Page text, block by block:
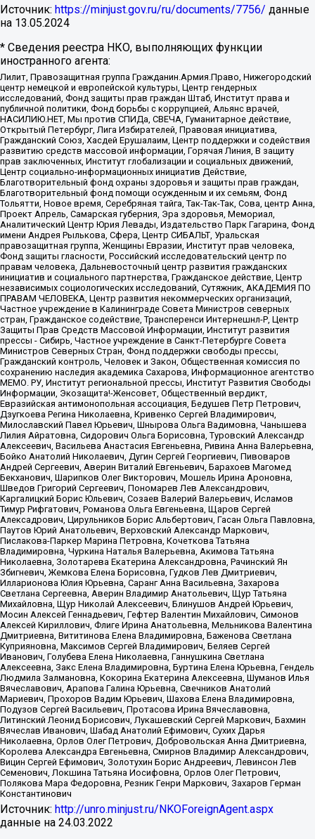
Источник: https://minjust.gov.ru/ru/documents/7756/ данные
на 13.05.2024
* Сведения реестра НКО, выполняющих функции
иностранного агента:
Лилит, Правозащитная группа Гражданин.Армия.Право, Нижегородский
центр немецкой и европейской культуры, Центр гендерных
исследований, Фонд защиты прав граждан Штаб, Институт права и
публичной политики, Фонд борьбы с коррупцией, Альянс врачей,
НАСИЛИЮ.НЕТ, Мы против СПИДа, СВЕЧА, Гуманитарное действие,
Открытый Петербург, Лига Избирателей, Правовая инициатива,
Гражданский Союз, Хасдей Ерушалаим, Центр поддержки и содействия
развитию средств массовой информации, Горячая Линия, В защиту
прав заключенных, Институт глобализации и социальных движений,
Центр социально-информационных инициатив Действие,
Благотворительный фонд охраны здоровья и защиты прав граждан,
Благотворительный фонд помощи осужденным и их семьям, Фонд
Тольятти, Новое время, Серебряная тайга, Так-Так-Так, Сова, центр Анна,
Проект Апрель, Самарская губерния, Эра здоровья, Мемориал,
Аналитический Центр Юрия Левады, Издательство Парк Гагарина, Фонд
имени Андрея Рылькова, Сфера, Центр СИБАЛЬТ, Уральская
правозащитная группа, Женщины Евразии, Институт прав человека,
Фонд защиты гласности, Российский исследовательский центр по
правам человека, Дальневосточный центр развития гражданских
инициатив и социального партнерства, Гражданское действие, Центр
независимых социологических исследований, Сутяжник, АКАДЕМИЯ ПО
ПРАВАМ ЧЕЛОВЕКА, Центр развития некоммерческих организаций,
Частное учреждение в Калининграде Совета Министров северных
стран, Гражданское содействие, Трансперенси Интернешнл-Р, Центр
Защиты Прав Средств Массовой Информации, Институт развития
прессы - Сибирь, Частное учреждение в Санкт-Петербурге Совета
Министров Северных Стран, Фонд поддержки свободы прессы,
Гражданский контроль, Человек и Закон, Общественная комиссия по
сохранению наследия академика Сахарова, Информационное агентство
МЕМО. РУ, Институт региональной прессы, Институт Развития Свободы
Информации, Экозащита!-Женсовет, Общественный вердикт,
Евразийская антимонопольная ассоциация, Бедушев Петр Петрович,
Дзугкоева Регина Николаевна, Кривенко Сергей Владимирович,
Милославский Павел Юрьевич, Шнырова Ольга Вадимовна, Чанышева
Лилия Айратовна, Сидорович Ольга Борисовна, Туровский Александр
Алексеевич, Васильева Анастасия Евгеньевна, Ривина Анна Валерьевна,
Бойко Анатолий Николаевич, Дугин Сергей Георгиевич, Пивоваров
Андрей Сергеевич, Аверин Виталий Евгеньевич, Барахоев Магомед
Бекханович, Шарипков Олег Викторович, Мошель Ирина Ароновна,
Шведов Григорий Сергеевич, Пономарев Лев Александрович,
Каргалицкий Борис Юльевич, Созаев Валерий Валерьевич, Исламов
Тимур Рифгатович, Романова Ольга Евгеньевна, Щаров Сергей
Алексадрович, Цирульников Борис Альбертович, Гасан Ольга Павловна,
Паутов Юрий Анатольевич, Верховский Александр Маркович,
Пислакова-Паркер Марина Петровна, Кочеткова Татьяна
Владимировна, Чуркина Наталья Валерьевна, Акимова Татьяна
Николаевна, Золотарева Екатерина Александровна, Рачинский Ян
Збигневич, Жемкова Елена Борисовна, Гудков Лев Дмитриевич,
Илларионова Юлия Юрьевна, Саранг Анна Васильевна, Захарова
Светлана Сергеевна, Аверин Владимир Анатольевич, Щур Татьяна
Михайловна, Щур Николай Алексеевич, Блинушов Андрей Юрьевич,
Мосин Алексей Геннадьевич, Гефтер Валентин Михайлович, Симонов
Алексей Кириллович, Флиге Ирина Анатольевна, Мельникова Валентина
Дмитриевна, Вититинова Елена Владимировна, Баженова Светлана
Куприяновна, Максимов Сергей Владимирович, Беляев Сергей
Иванович, Голубева Елена Николаевна, Ганнушкина Светлана
Алексеевна, Закс Елена Владимировна, Буртина Елена Юрьевна, Гендель
Людмила Залмановна, Кокорина Екатерина Алексеевна, Шуманов Илья
Вячеславович, Арапова Галина Юрьевна, Свечников Анатолий
Мариевич, Прохоров Вадим Юрьевич, Шахова Елена Владимировна,
Подузов Сергей Васильевич, Протасова Ирина Вячеславовна,
Литинский Леонид Борисович, Лукашевский Сергей Маркович, Бахмин
Вячеслав Иванович, Шабад Анатолий Ефимович, Сухих Дарья
Николаевна, Орлов Олег Петрович, Добровольская Анна Дмитриевна,
Королева Александра Евгеньевна, Смирнов Владимир Александрович,
Вицин Сергей Ефимович, Золотухин Борис Андреевич, Левинсон Лев
Семенович, Локшина Татьяна Иосифовна, Орлов Олег Петрович,
Полякова Мара Федоровна, Резник Генри Маркович, Захаров Герман
Константинович
Источник: http://unro.minjust.ru/NKOForeignAgent.aspx
данные на 24.03.2022